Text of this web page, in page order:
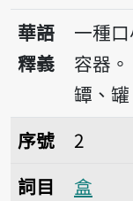
華語
釋義
一種
容器。
罈、
序號2盒
序號
2
詞目
盒